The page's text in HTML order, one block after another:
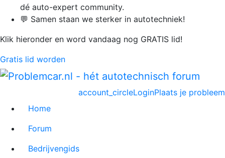
dé auto-expert community.
💬 Samen staan we sterker in autotechniek!
Klik hieronder en word vandaag nog GRATIS lid!
Gratis lid worden
Plaats je probleem
account_circleLogin
Home
Forum
Bedrijvengids